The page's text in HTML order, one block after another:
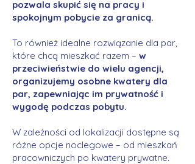
pozwala skupić się na pracy i
spokojnym pobycie za granicą.
To również idealne rozwiązanie dla par,
które chcą mieszkać razem – w
przeciwieństwie do wielu agencji,
organizujemy osobne kwatery dla
par, zapewniając im prywatność i
wygodę podczas pobytu.
W zależności od lokalizacji dostępne są
różne opcje noclegowe – od mieszkań
pracowniczych po kwatery prywatne.